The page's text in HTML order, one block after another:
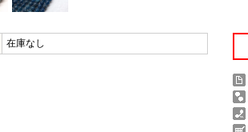
在庫なし